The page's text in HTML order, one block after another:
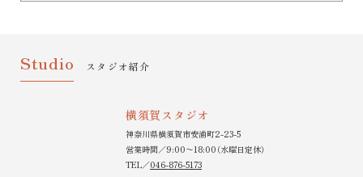
Studio スタジオ紹介
横須賀スタジオ
神奈川県横須賀市安浦町2-23-5
営業時間／9:00〜18:00（水曜日定休）
TEL／046-876-5173